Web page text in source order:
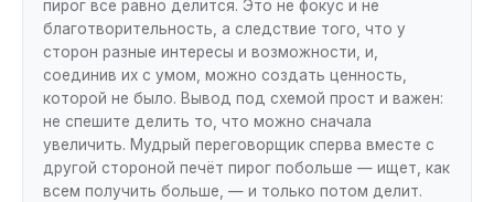
пирог всё равно делится. Это не фокус и не
благотворительность, а следствие того, что у
сторон разные интересы и возможности, и,
соединив их с умом, можно создать ценность,
которой не было. Вывод под схемой прост и важен:
не спешите делить то, что можно сначала
увеличить. Мудрый переговорщик сперва вместе с
другой стороной печёт пирог побольше — ищет, как
всем получить больше, — и только потом делит.